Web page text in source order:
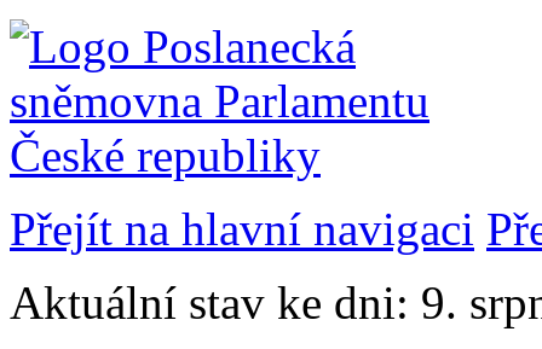
Přejít na hlavní navigaci
Aktuální stav ke dni: 9.